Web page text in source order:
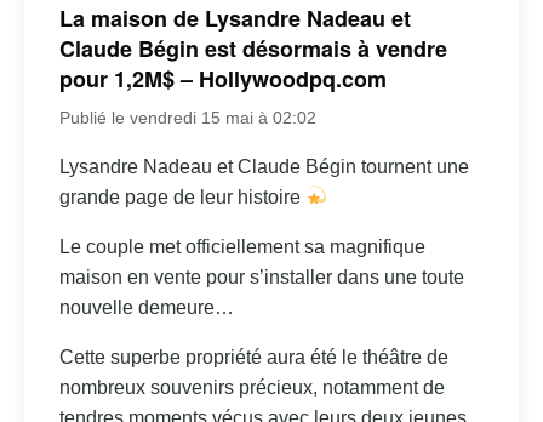
La maison de Lysandre Nadeau et
Claude Bégin est désormais à vendre
pour 1,2M$ – Hollywoodpq.com
Publié le vendredi 15 mai à 02:02
Lysandre Nadeau et Claude Bégin tournent une
grande page de leur histoire
Le couple met officiellement sa magnifique
maison en vente pour s’installer dans une toute
nouvelle demeure…
Cette superbe propriété aura été le théâtre de
nombreux souvenirs précieux, notamment de
tendres moments vécus avec leurs deux jeunes